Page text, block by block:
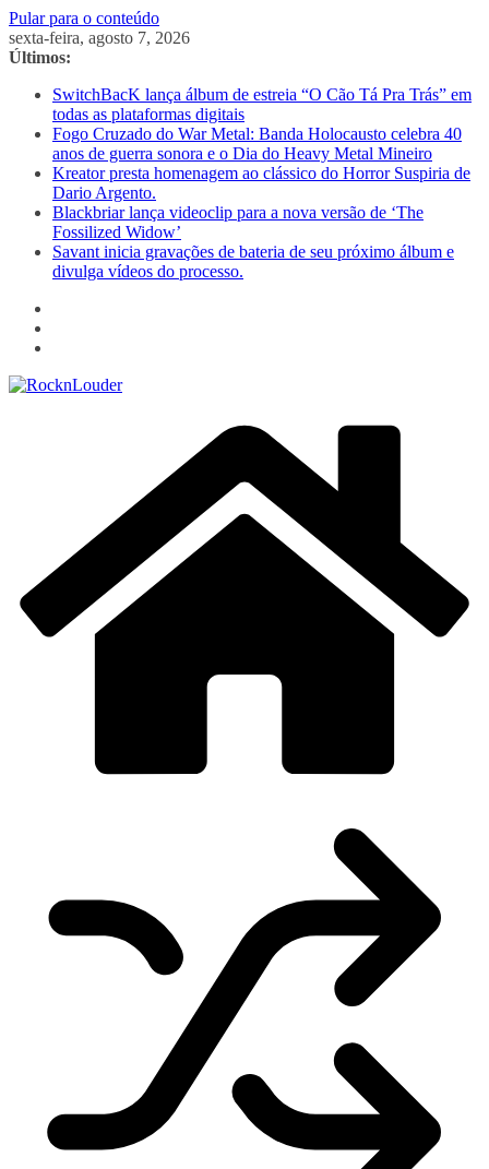
Pular para o conteúdo
sexta-feira, agosto 7, 2026
Últimos:
SwitchBacK lança álbum de estreia “O Cão Tá Pra Trás” em
todas as plataformas digitais
Fogo Cruzado do War Metal: Banda Holocausto celebra 40
anos de guerra sonora e o Dia do Heavy Metal Mineiro
Kreator presta homenagem ao clássico do Horror Suspiria de
Dario Argento.
Blackbriar lança videoclip para a nova versão de ‘The
Fossilized Widow’
Savant inicia gravações de bateria de seu próximo álbum e
divulga vídeos do processo.